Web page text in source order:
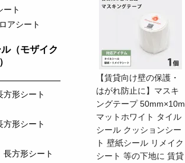
ート
アシート
（モザイク
形シート
形シート
方形シート
【賃貸向け壁の保護・
はがれ防止に】マスキ
ングテープ 50mm×10m
マットホワイト タイル
シール クッションシー
ト 壁紙シール リメイク
シート 等の下地に 賃貸